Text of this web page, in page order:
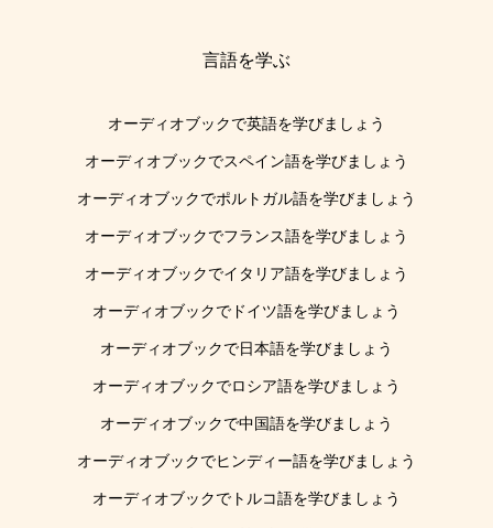
言語を学ぶ
オーディオブックで英語を学びましょう
オーディオブックでスペイン語を学びましょう
オーディオブックでポルトガル語を学びましょう
オーディオブックでフランス語を学びましょう
オーディオブックでイタリア語を学びましょう
オーディオブックでドイツ語を学びましょう
オーディオブックで日本語を学びましょう
オーディオブックでロシア語を学びましょう
オーディオブックで中国語を学びましょう
オーディオブックでヒンディー語を学びましょう
オーディオブックでトルコ語を学びましょう